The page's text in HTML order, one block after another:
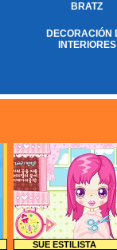
BRATZ
DECORACIÓN
INTERIORES
SUE ESTILISTA